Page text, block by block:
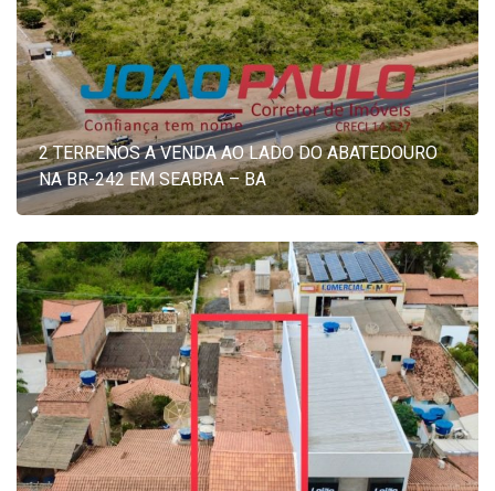
2 TERRENOS A VENDA AO LADO DO ABATEDOURO
NA BR-242 EM SEABRA – BA